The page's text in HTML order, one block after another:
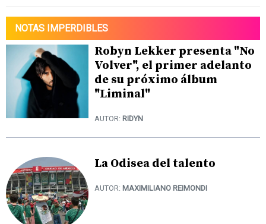
NOTAS IMPERDIBLES
Robyn Lekker presenta "No
Volver", el primer adelanto
de su próximo álbum
"Liminal"
AUTOR:RIDYN
La Odisea del talento
AUTOR:MAXIMILIANO REIMONDI